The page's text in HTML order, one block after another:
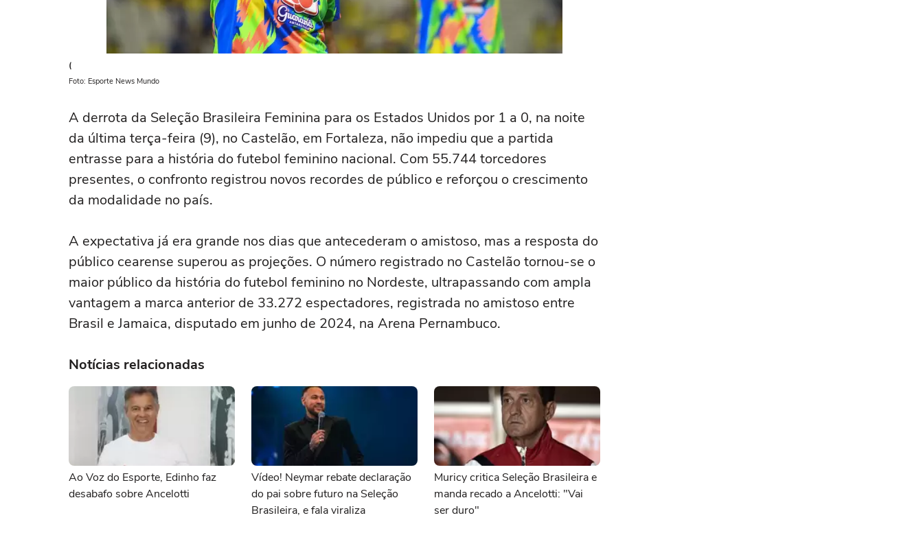
(
Foto: Esporte News Mundo
A derrota da Seleção Brasileira Feminina para os Estados Unidos por 1 a 0, na noite
da última terça-feira (9), no Castelão, em Fortaleza, não impediu que a partida
entrasse para a história do futebol feminino nacional. Com 55.744 torcedores
presentes, o confronto registrou novos recordes de público e reforçou o crescimento
da modalidade no país.
A expectativa já era grande nos dias que antecederam o amistoso, mas a resposta do
público cearense superou as projeções. O número registrado no Castelão tornou-se o
maior público da história do futebol feminino no Nordeste, ultrapassando com ampla
vantagem a marca anterior de 33.272 espectadores, registrada no amistoso entre
Brasil e Jamaica, disputado em junho de 2024, na Arena Pernambuco.
Notícias relacionadas
Ao Voz do Esporte, Edinho faz
desabafo sobre Ancelotti
Vídeo! Neymar rebate declaração
do pai sobre futuro na Seleção
Brasileira, e fala viraliza
Muricy critica Seleção Brasileira e
manda recado a Ancelotti: "Vai
ser duro"